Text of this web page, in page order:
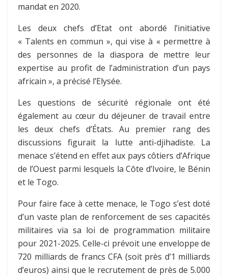
mandat en 2020.
Les deux chefs d’Etat ont abordé l’initiative
« Talents en commun », qui vise à « permettre à
des personnes de la diaspora de mettre leur
expertise au profit de l’administration d’un pays
africain », a précisé l’Elysée.
Les questions de sécurité régionale ont été
également au cœur du déjeuner de travail entre
les deux chefs d’États. Au premier rang des
discussions figurait la lutte anti-djihadiste. La
menace s’étend en effet aux pays côtiers d’Afrique
de l’Ouest parmi lesquels la Côte d’Ivoire, le Bénin
et le Togo.
Pour faire face à cette menace, le Togo s’est doté
d’un vaste plan de renforcement de ses capacités
militaires via sa loi de programmation militaire
pour 2021-2025. Celle-ci prévoit une enveloppe de
720 milliards de francs CFA (soit près d’1 milliards
d’euros) ainsi que le recrutement de près de 5.000